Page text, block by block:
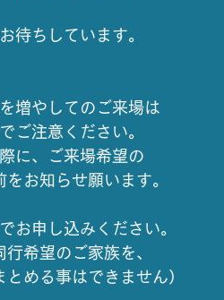
待ちしています。
増やしてのご来場は
ご注意ください。
に、ご来場希望の
お知らせ願います。
お申し込みください。
行希望のご家族を、
める事はできません）